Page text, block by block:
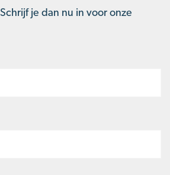
je dan nu in voor onze